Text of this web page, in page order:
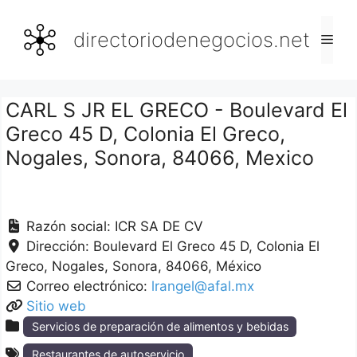
contenido
directoriodenegocios.net
CARL S JR EL GRECO - Boulevard El
Greco 45 D, Colonia El Greco,
Nogales, Sonora, 84066, Mexico
Razón social: ICR SA DE CV
Dirección: Boulevard El Greco 45 D, Colonia El
Greco Nogales Sonora 84066 México
Correo electrónico: lrangel@afal.mx
Sitio web
Servicios de preparación de alimentos y bebidas
Restaurantes de autoservicio